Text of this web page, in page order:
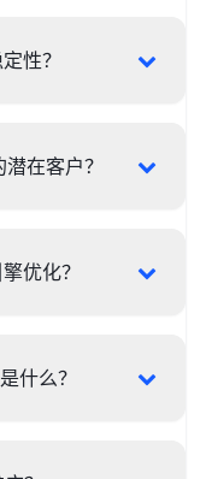
性？
在客户？
优化？
什么？